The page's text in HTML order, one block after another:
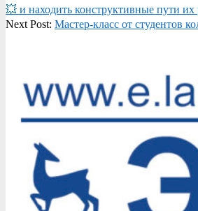
💥 и находить конструктивные пути их
Next Post: Мастер-класс от студентов